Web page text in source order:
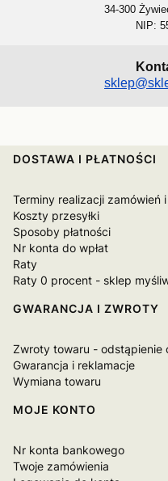
34-300
NIP:
Linki w stopce
DOSTAWA I PŁATNOŚCI
Terminy realizacji zamówień i
Koszty przesyłki
Sposoby płatności
Nr konta do wpłat
Raty
Raty 0 procent - sklep
GWARANCJA I ZWROTY
Zwroty towaru - odstąpienie
Gwarancja i reklamacje
Wymiana towaru
MOJE KONTO
Nr konta bankowego
Twoje zamówienia